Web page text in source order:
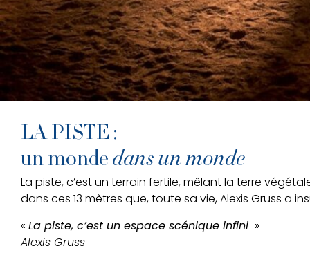
LA PISTE :
un monde dans un monde
La piste, c’est un terrain fertile, mêlant la terre
dans ces 13 mètres que, toute sa vie, Alexis Gruss a
« La piste, c’est un espace scénique infini »
Alexis Gruss